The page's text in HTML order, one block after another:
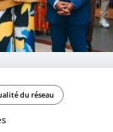
du réseau